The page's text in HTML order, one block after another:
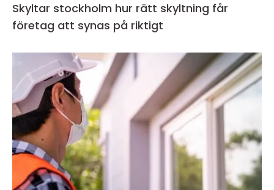
Skyltar stockholm hur rätt skyltning får
företag att synas på riktigt